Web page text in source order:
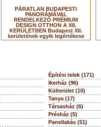
PÁRATLAN BUDAPESTI
PANORÁMÁVAL
RENDELKEZŐ PRÉMIUM
DESIGN OTTHON A XII.
KERÜLETBEN Budapest XII.
kerületének egyik legértékese
Építési telek (171)
Ikerház (96)
Külterület (10)
Tanya (17)
Társasház (6)
Présház (5)
Panellakás (51)